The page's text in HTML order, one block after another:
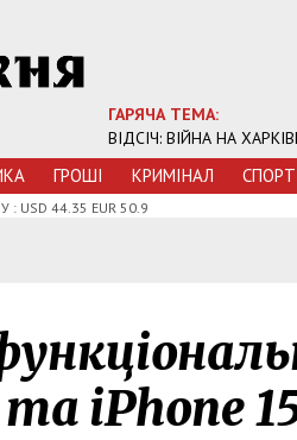
ГАРЯЧА ТЕМА:
ВІДСІЧ: ВІЙНА НА
ГРОШI КРИМIНАЛ СПОРТ
: USD 44.35 EUR 50.9
та iPhone